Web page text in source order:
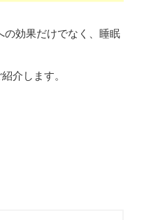
の効果だけでなく、睡眠
介します。